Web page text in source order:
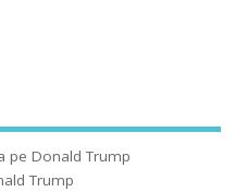
pe Donald Trump
Trump